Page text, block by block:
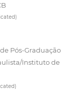
Pós-Graduação
Instituto de